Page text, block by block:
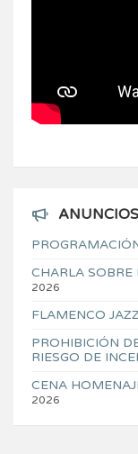
ANUNCIOS
CHARLA SOBRE
2026
FLAMENCO
PROHIBICIÓN
RIESGO DE
CENA
2026